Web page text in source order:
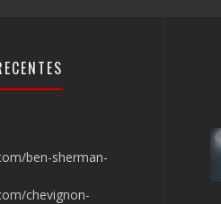
ben-sherman-
chevignon-